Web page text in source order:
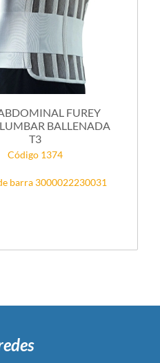
FUREY
BALLENADA
T3
Código 1374
barra 3000022230031